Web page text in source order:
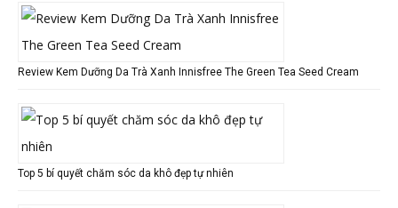
Review Kem Dưỡng Da Trà Xanh Innisfree The Green Tea Seed Cream
Top 5 bí quyết chăm sóc da khô đẹp tự nhiên